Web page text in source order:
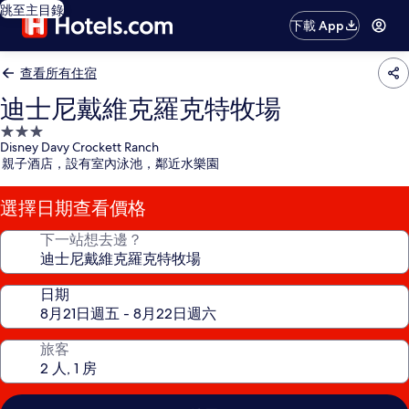
跳至主目錄
下載 App
查看所有住宿
迪士尼戴維克羅克特牧場
3.0
星
級
住
宿
Disney Davy Crockett Ranch
親子酒店，設有室內泳池，鄰近水樂園
選擇日期查看價格
下一站想去邊？
日期
旅客